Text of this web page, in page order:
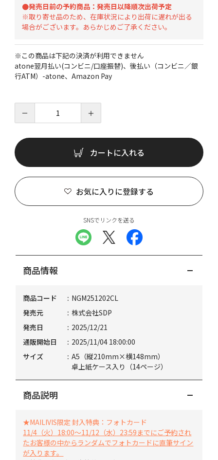
●発売日前の予約商品：発売日以降順次出荷予定
※取り寄せ品のため、在庫状況により出荷に遅れが出る
場合がございます。あらかじめご了承ください。
※この商品は下記の決済が利用できません
atone翌月払い(コンビニ/口座振替)、後払い（コンビニ／銀
行ATM）-atone、Amazon Pay
－ ＋
カートに入れる
お気に入りに登録する
SNSでリンクを送る
商品情報
商品コード
NGM251202CL
発売元
株式会社SDP
発売日
2025/12/21
通販開始日
2025/11/04 18:00:00
サイズ
A5（縦210mm×横148mm）
卓上紙ケース入り（14ページ）
商品説明
★MAILIVIS限定 封入特典：フォトカード
11/4（火）18:00～11/12（水）23:59までにご予約され
たお客様の中からランダムでフォトカードに直筆サイン
が入ります。